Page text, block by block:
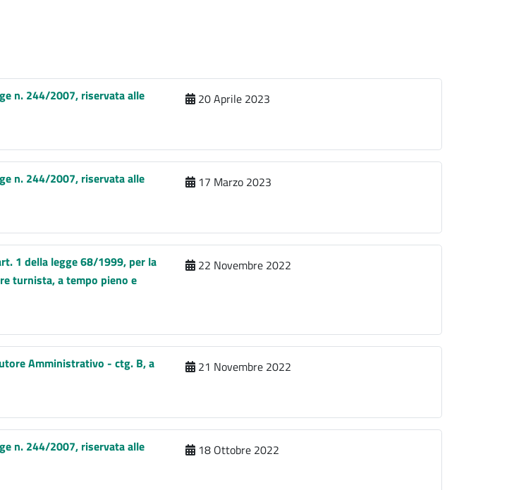
n. 244/2007, riservata alle
20 Aprile 2023
n. 244/2007, riservata alle
17 Marzo 2023
1 della legge 68/1999, per la
turnista, a tempo pieno e
22 Novembre 2022
Amministrativo - ctg. B, a
21 Novembre 2022
n. 244/2007, riservata alle
18 Ottobre 2022